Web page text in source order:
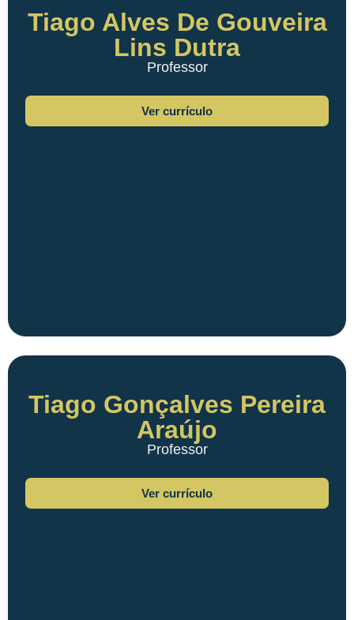
Tiago Alves De Gouveira
Lins Dutra
Professor
Ver currículo
Tiago Gonçalves Pereira
Araújo
Professor
Ver currículo